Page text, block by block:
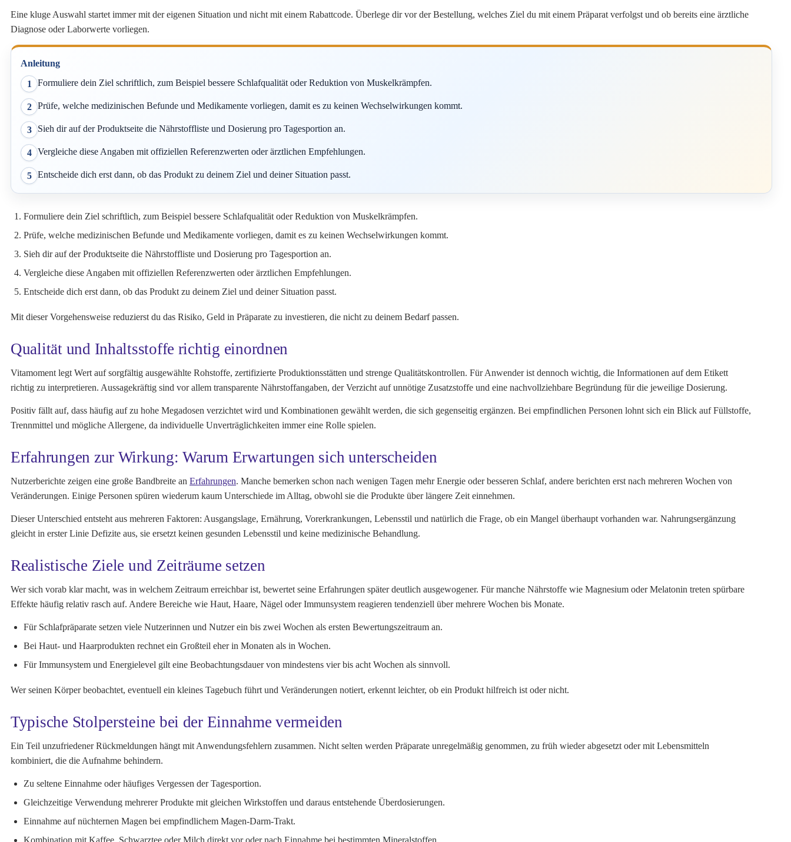
Eine kluge Auswahl startet immer mit der eigenen Situation und nicht mit einem Rabattcode. Überlege dir vor der Bestellung, welches Ziel du mit einem Präparat verfolgst und ob bereits eine ärztliche
Diagnose oder Laborwerte vorliegen.
Anleitung
1 Formuliere dein Ziel schriftlich, zum Beispiel bessere Schlafqualität oder Reduktion von Muskelkrämpfen.
2 Prüfe, welche medizinischen Befunde und Medikamente vorliegen, damit es zu keinen Wechselwirkungen kommt.
3 Sieh dir auf der Produktseite die Nährstoffliste und Dosierung pro Tagesportion an.
4 Vergleiche diese Angaben mit offiziellen Referenzwerten oder ärztlichen Empfehlungen.
5 Entscheide dich erst dann, ob das Produkt zu deinem Ziel und deiner Situation passt.
Formuliere dein Ziel schriftlich, zum Beispiel bessere Schlafqualität oder Reduktion von Muskelkrämpfen.
Prüfe, welche medizinischen Befunde und Medikamente vorliegen, damit es zu keinen Wechselwirkungen kommt.
Sieh dir auf der Produktseite die Nährstoffliste und Dosierung pro Tagesportion an.
Vergleiche diese Angaben mit offiziellen Referenzwerten oder ärztlichen Empfehlungen.
Entscheide dich erst dann, ob das Produkt zu deinem Ziel und deiner Situation passt.
Mit dieser Vorgehensweise reduzierst du das Risiko, Geld in Präparate zu investieren, die nicht zu deinem Bedarf passen.
Qualität und Inhaltsstoffe richtig einordnen
Vitamoment legt Wert auf sorgfältig ausgewählte Rohstoffe, zertifizierte Produktionsstätten und strenge Qualitätskontrollen. Für Anwender ist dennoch wichtig, die Informationen auf dem Etikett
richtig zu interpretieren. Aussagekräftig sind vor allem transparente Nährstoffangaben, der Verzicht auf unnötige Zusatzstoffe und eine nachvollziehbare Begründung für die jeweilige Dosierung.
Positiv fällt auf, dass häufig auf zu hohe Megadosen verzichtet wird und Kombinationen gewählt werden, die sich gegenseitig ergänzen. Bei empfindlichen Personen lohnt sich ein Blick auf Füllstoffe,
Trennmittel und mögliche Allergene, da individuelle Unverträglichkeiten immer eine Rolle spielen.
Erfahrungen zur Wirkung: Warum Erwartungen sich unterscheiden
Nutzerberichte zeigen eine große Bandbreite an Erfahrungen. Manche bemerken schon nach wenigen Tagen mehr Energie oder besseren Schlaf, andere berichten erst nach mehreren Wochen von
Veränderungen. Einige Personen spüren wiederum kaum Unterschiede im Alltag, obwohl sie die Produkte über längere Zeit einnehmen.
Dieser Unterschied entsteht aus mehreren Faktoren: Ausgangslage, Ernährung, Vorerkrankungen, Lebensstil und natürlich die Frage, ob ein Mangel überhaupt vorhanden war. Nahrungsergänzung
gleicht in erster Linie Defizite aus, sie ersetzt keinen gesunden Lebensstil und keine medizinische Behandlung.
Realistische Ziele und Zeiträume setzen
Wer sich vorab klar macht, was in welchem Zeitraum erreichbar ist, bewertet seine Erfahrungen später deutlich ausgewogener. Für manche Nährstoffe wie Magnesium oder Melatonin treten spürbare
Effekte häufig relativ rasch auf. Andere Bereiche wie Haut, Haare, Nägel oder Immunsystem reagieren tendenziell über mehrere Wochen bis Monate.
Für Schlafpräparate setzen viele Nutzerinnen und Nutzer ein bis zwei Wochen als ersten Bewertungszeitraum an.
Bei Haut- und Haarprodukten rechnet ein Großteil eher in Monaten als in Wochen.
Für Immunsystem und Energielevel gilt eine Beobachtungsdauer von mindestens vier bis acht Wochen als sinnvoll.
Wer seinen Körper beobachtet, eventuell ein kleines Tagebuch führt und Veränderungen notiert, erkennt leichter, ob ein Produkt hilfreich ist oder nicht.
Typische Stolpersteine bei der Einnahme vermeiden
Ein Teil unzufriedener Rückmeldungen hängt mit Anwendungsfehlern zusammen. Nicht selten werden Präparate unregelmäßig genommen, zu früh wieder abgesetzt oder mit Lebensmitteln
kombiniert, die die Aufnahme behindern.
Zu seltene Einnahme oder häufiges Vergessen der Tagesportion.
Gleichzeitige Verwendung mehrerer Produkte mit gleichen Wirkstoffen und daraus entstehende Überdosierungen.
Einnahme auf nüchternen Magen bei empfindlichem Magen-Darm-Trakt.
Kombination mit Kaffee, Schwarztee oder Milch direkt vor oder nach Einnahme bei bestimmten Mineralstoffen.